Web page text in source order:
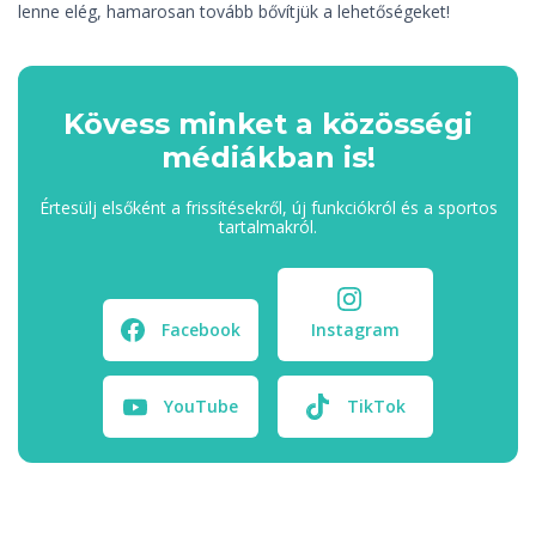
lenne elég, hamarosan tovább bővítjük a lehetőségeket!
Kövess minket a közösségi
médiákban is!
Értesülj elsőként a frissítésekről, új funkciókról és a sportos
tartalmakról.
Facebook Instagram
YouTube TikTok